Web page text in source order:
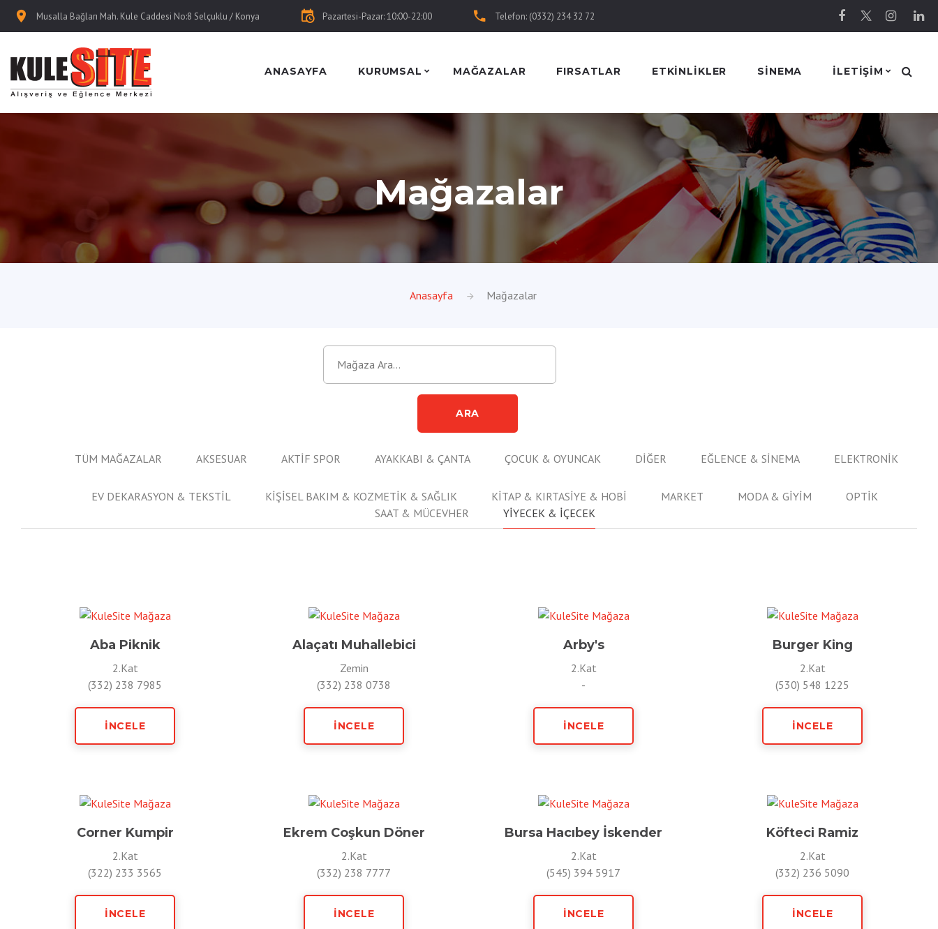
Musalla Bağları Mah. Kule Caddesi No:8 Selçuklu / Konya Pazartesi-Pazar: 10:00-22:00 Telefon: (0332) 234 32 72
ANASAYFA KURUMSAL MAĞAZALAR FIRSATLAR ETKINLIKLER SINEMA ILETIŞIM
Mağazalar
Anasayfa Mağazalar
ARA
TÜM MAĞAZALAR AKSESUAR AKTİF SPOR AYAKKABI & ÇANTA ÇOCUK & OYUNCAK DİĞER EĞLENCE & SİNEMA ELEKTRONİK
EV DEKARASYON & TEKSTİL KİŞİSEL BAKIM & KOZMETİK & SAĞLIK KİTAP & KIRTASİYE & HOBİ MARKET MODA & GİYİM
OPTİK
SAAT & MÜCEVHER
YİYECEK & İÇECEK
Aba Piknik
2.Kat
(332) 238 7985
İNCELE
Alaçatı Muhallebici
Zemin
(332) 238 0738
İNCELE
Arby's
2.Kat
-
İNCELE
Burger King
2.Kat
(530) 548 1225
İNCELE
Corner Kumpir
2.Kat
(322) 233 3565
İNCELE
Ekrem Coşkun Döner
2.Kat
(332) 238 7777
İNCELE
Bursa Hacıbey İskender
2.Kat
(545) 394 5917
İNCELE
Köfteci Ramiz
2.Kat
(332) 236 5090
İNCELE